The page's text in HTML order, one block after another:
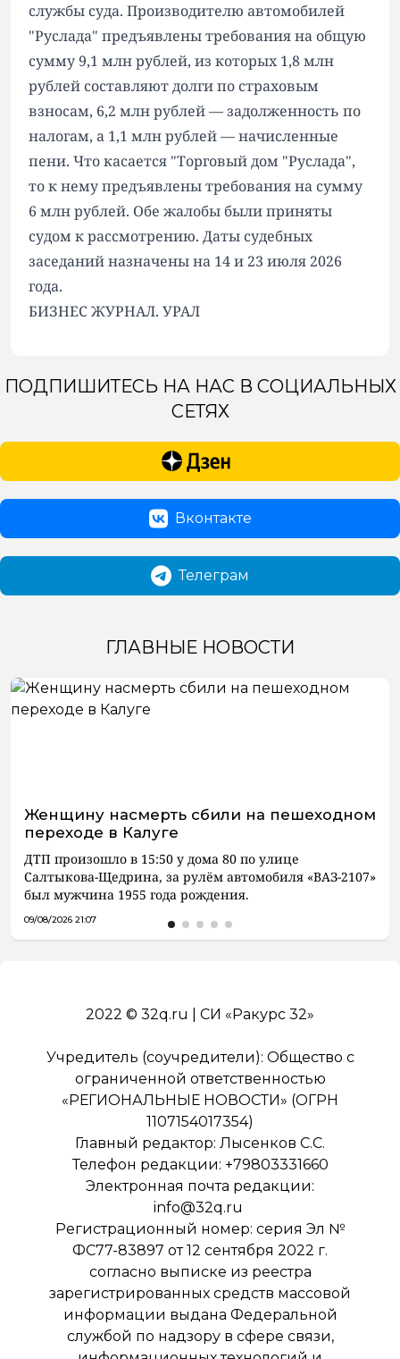
службы суда. Производителю автомобилей
"Руслада" предъявлены требования на общую
сумму 9,1 млн рублей, из которых 1,8 млн
рублей составляют долги по страховым
взносам, 6,2 млн рублей — задолженность по
налогам, а 1,1 млн рублей — начисленные
пени. Что касается "Торговый дом "Руслада",
то к нему предъявлены требования на сумму
6 млн рублей. Обе жалобы были приняты
судом к рассмотрению. Даты судебных
заседаний назначены на 14 и 23 июля 2026
года.
БИЗНЕС ЖУРНАЛ. УРАЛ
ПОДПИШИТЕСЬ НА НАС В СОЦИАЛЬНЫХ
СЕТЯХ
Вконтакте
Телеграм
ГЛАВНЫЕ НОВОСТИ
Женщину насмерть сбили на пешеходном
переходе в Калуге
ДТП произошло в 15:50 у дома 80 по улице
Салтыкова-Щедрина, за рулём автомобиля «ВАЗ-2107»
был мужчина 1955 года рождения.
09/08/2026 21:07
2022 © 32q.ru | СИ «Ракурс 32»
Учредитель (соучредители): Общество с
ограниченной ответственностью
«РЕГИОНАЛЬНЫЕ НОВОСТИ» (ОГРН
1107154017354)
Главный редактор: Лысенков С.С.
Телефон редакции: +79803331660
Электронная почта редакции:
info@32q.ru
Регистрационный номер: серия Эл №
ФС77-83897 от 12 сентября 2022 г.
согласно выписке из реестра
зарегистрированных средств массовой
информации выдана Федеральной
службой по надзору в сфере связи,